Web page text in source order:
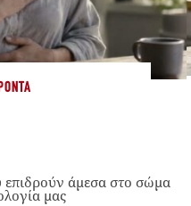
άμεσα στο σώμα
μας